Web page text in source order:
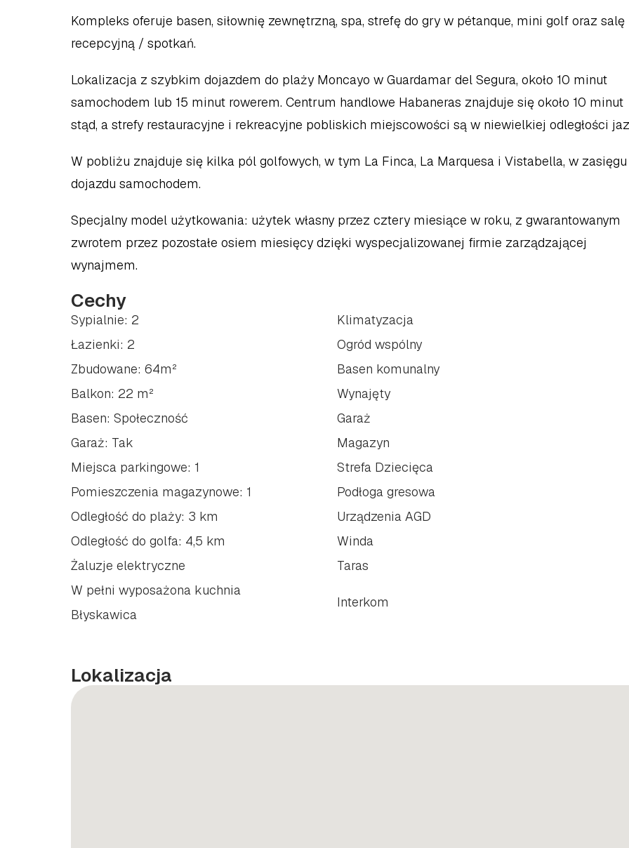
Kompleks oferuje basen, siłownię zewnętrzną, spa, strefę do gry w pétanque, mini golf oraz salę
recepcyjną / spotkań.
Lokalizacja z szybkim dojazdem do plaży Moncayo w Guardamar del Segura, około 10 minut
samochodem lub 15 minut rowerem. Centrum handlowe Habaneras znajduje się około 10 minut
stąd, a strefy restauracyjne i rekreacyjne pobliskich miejscowości są w niewielkiej odległości
W pobliżu znajduje się kilka pól golfowych, w tym La Finca, La Marquesa i Vistabella, w zasięgu
dojazdu samochodem.
Specjalny model użytkowania: użytek własny przez cztery miesiące w roku, z gwarantowanym
zwrotem przez pozostałe osiem miesięcy dzięki wyspecjalizowanej firmie zarządzającej
wynajmem.
Cechy
Sypialnie: 2
Łazienki: 2
Zbudowane: 64m²
Balkon: 22 m²
Basen: Społeczność
Garaż: Tak
Miejsca parkingowe: 1
Pomieszczenia magazynowe: 1
Odległość do plaży: 3 km
Odległość do golfa: 4,5 km
Żaluzje elektryczne
W pełni wyposażona kuchnia
Błyskawica
Klimatyzacja
Ogród wspólny
Basen komunalny
Wynajęty
Garaż
Magazyn
Strefa Dziecięca
Podłoga gresowa
Urządzenia AGD
Winda
Taras
Interkom
Lokalizacja